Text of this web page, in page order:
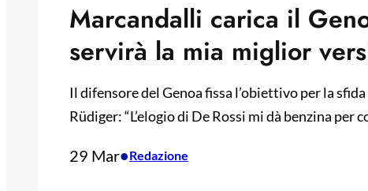
Marcandalli carica il
servirà la mia miglior
Il difensore del Genoa fissa l’obiettivo per la
Rüdiger: “L’elogio di De Rossi mi dà benzina per
29 Mar•Redazione